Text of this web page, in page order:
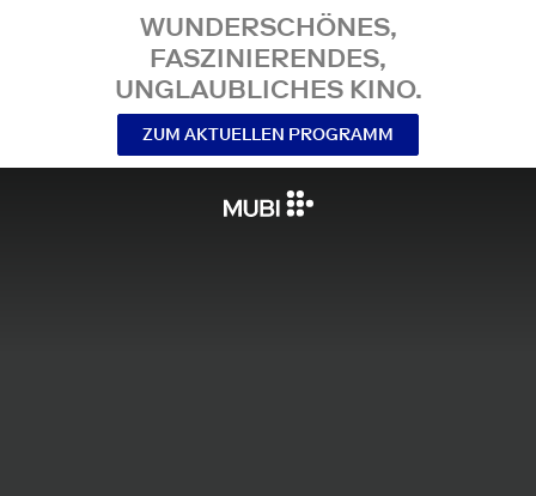
WUNDERSCHÖNES,
FASZINIERENDES,
UNGLAUBLICHES KINO.
ZUM AKTUELLEN PROGRAMM